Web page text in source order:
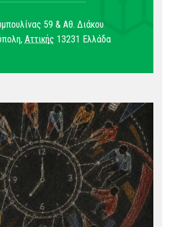
59 & Αθ. Διάκου
, Αττικής 13231 Ελλάδα